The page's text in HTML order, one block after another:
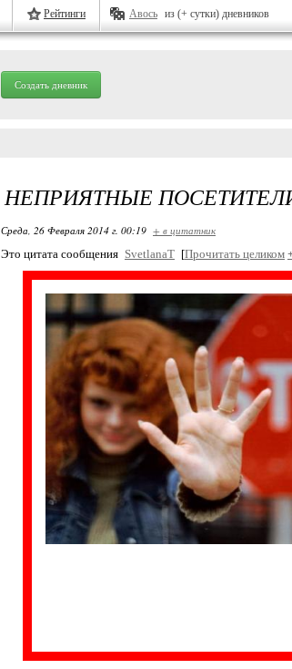
Рейтинги Авось из (+ сутки) дневников
Создать дневник
НЕПРИЯТНЫЕ
Среда, 26 Февраля 2014 г. 00:19 + в цитатник
Это цитата сообщения SvetlanaT [Прочитать целиком